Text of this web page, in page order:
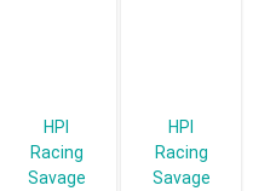
HPI
Racing
Savage
HPI
Racing
Savage